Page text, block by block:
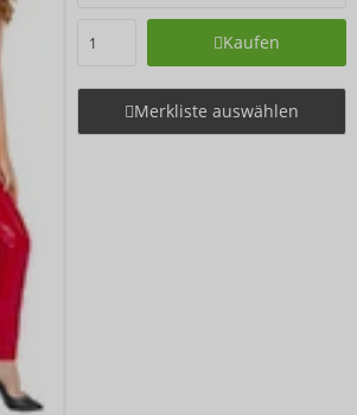
Kaufen
Merkliste auswählen